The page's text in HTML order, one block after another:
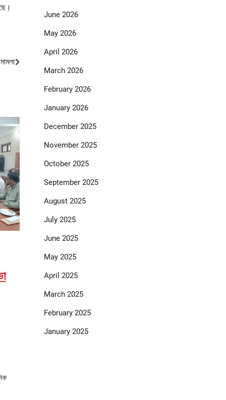
June 2026
May 2026
April 2026
March 2026
February 2026
January 2026
December 2025
November 2025
October 2025
September 2025
August 2025
July 2025
June 2025
May 2025
April 2025
March 2025
February 2025
January 2025